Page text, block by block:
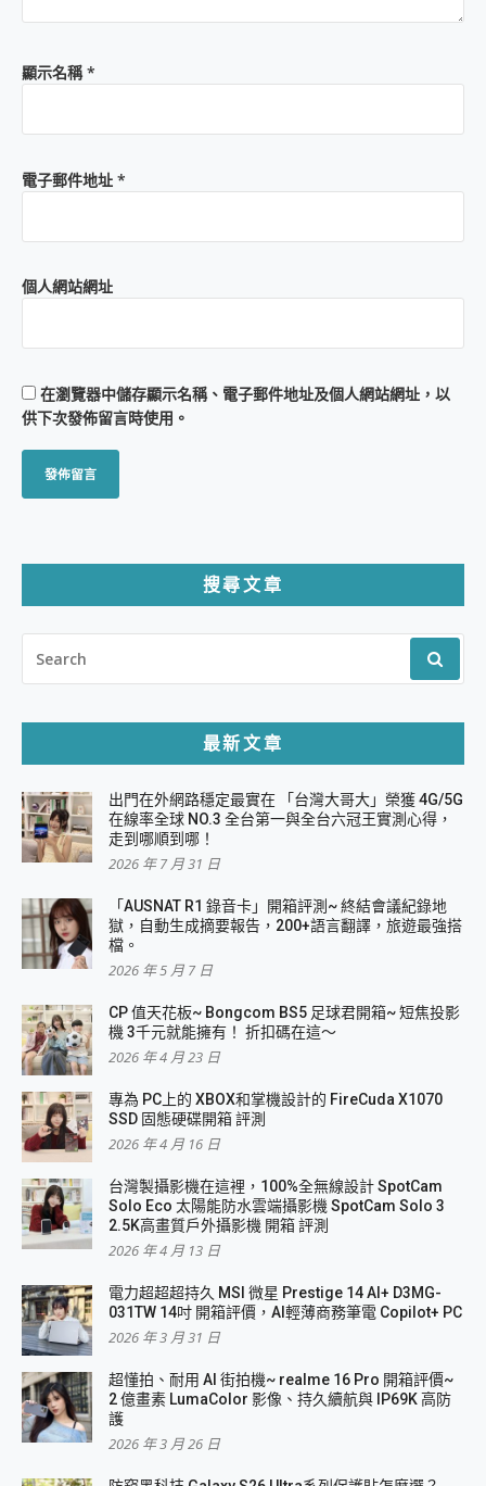
顯示名稱*
電子郵件地址 *
個人網站網址
在瀏覽器中儲存顯示名稱、電子郵件地址及個人網站網址，以
供下次發佈留言時使用。
搜尋文章
FOR:
最新文章
出門在外網路穩定最實在 「台灣大哥大」榮獲 4G/5G
在線率全球 NO.3 全台第一與全台六冠王實測心得，
走到哪順到哪！
2026 年 7 月 31 日
「AUSNAT R1 錄音卡」開箱評測~ 終結會議紀錄地
獄，自動生成摘要報告，200+語言翻譯，旅遊最強搭
檔。
2026 年 5 月 7 日
CP 值天花板~ Bongcom BS5 足球君開箱~ 短焦投影
機 3千元就能擁有！ 折扣碼在這～
2026 年 4 月 23 日
專為 PC上的 XBOX和掌機設計的 FireCuda X1070
SSD 固態硬碟開箱 評測
2026 年 4 月 16 日
台灣製攝影機在這裡，100%全無線設計 SpotCam
Solo Eco 太陽能防水雲端攝影機 SpotCam Solo 3
2.5K高畫質戶外攝影機 開箱 評測
2026 年 4 月 13 日
電力超超超持久 MSI 微星 Prestige 14 AI+ D3MG-
031TW 14吋 開箱評價，AI輕薄商務筆電 Copilot+ PC
2026 年 3 月 31 日
超懂拍、耐用 AI 街拍機~ realme 16 Pro 開箱評價~
2 億畫素 LumaColor 影像、持久續航與 IP69K 高防
護
2026 年 3 月 26 日